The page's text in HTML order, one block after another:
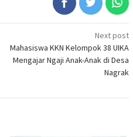
Next post
Mahasiswa KKN Kelompok 38 UIKA
Mengajar Ngaji Anak-Anak di Desa
Nagrak